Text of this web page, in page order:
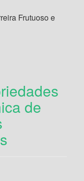
Frutuoso e
de